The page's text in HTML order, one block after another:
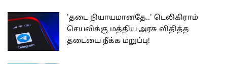
'தடை நியாயமானதே..' டெலிகிராம்
செயலிக்கு மத்திய அரசு விதித்த
தடையை நீக்க மறுப்பு!